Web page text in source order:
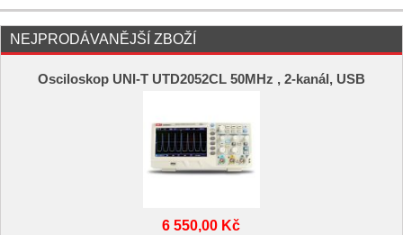
NEJPRODÁVANĚJŠÍ ZBOŽÍ
Osciloskop UNI-T UTD2052CL 50MHz , 2-kanál, USB
6 550,00 Kč